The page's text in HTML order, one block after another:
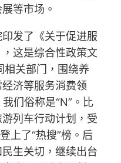
等市场。
发了《关于促进服
这是综合性政策文
相关部门，围绕养
济等服务消费领
们俗称是“N”。比
列车行动计划，受
上了“热搜”榜。后
生关切，继续出台